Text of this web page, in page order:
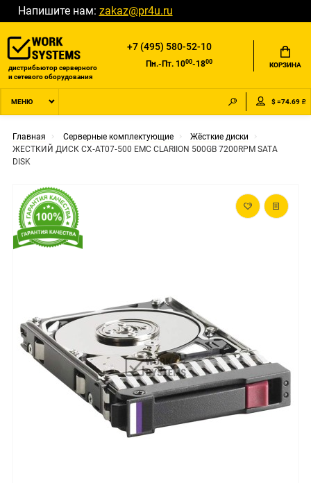
Напишите нам: zakaz@pr4u.ru
дистрибьютор серверного
и сетевого оборудования
+7 (495) 580-52-10
Пн.-Пт. 1000-1800 КОРЗИНА
МЕНЮ $ =74.69 ₽
Главная Серверные комплектующие
Жёсткие диски
ЖЕСТКИЙ ДИСК CX‐AT07‐500 EMC CLARIION 500GB 7200RPM SATA
DISK